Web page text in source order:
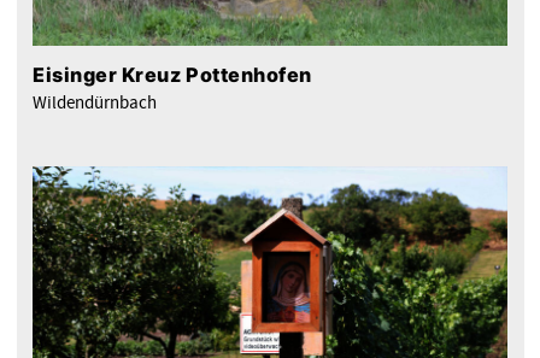
Eisinger Kreuz Pottenhofen
Wildendürnbach